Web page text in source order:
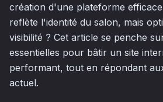
création d'une plateforme
reflète l'identité du salon, mais
visibilité ? Cet article se penche
essentielles pour bâtir un site
performant, tout en répondant
actuel.